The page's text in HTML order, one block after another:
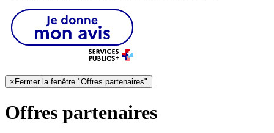
× Fermer la fenêtre "Offres partenaires"
Offres partenaires